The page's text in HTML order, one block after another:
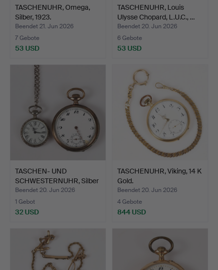
TASCHENUHR, Omega,
Silber, 1923.
Beendet 21. Jun 2026
7 Gebote
53 USD
TASCHENUHR, Louis
Ulysse Chopard, L.U.C., …
Beendet 20. Jun 2026
6 Gebote
53 USD
TASCHEN- UND
SCHWESTERNUHR, Silber
und Wei…
Beendet 20. Jun 2026
1 Gebot
32 USD
TASCHENUHR, Viking, 14 K
Gold.
Beendet 20. Jun 2026
4 Gebote
844 USD